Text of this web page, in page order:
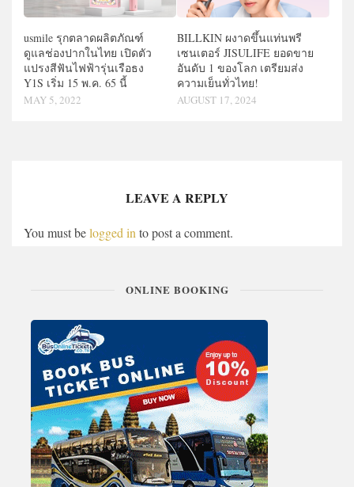
usmile รุกตลาดผลิตภัณฑ์
ดูแลช่องปากในไทย เปิดตัว
แปรงสีฟันไฟฟ้ารุ่นเรือธง
Y1S เริ่ม 15 พ.ค. 65 นี้
MAY 5, 2022
BILLKIN ผงาดขึ้นแท่นพรี
เซนเตอร์ JISULIFE ยอดขาย
อันดับ 1 ของโลก เตรียมส่ง
ความเย็นทั่วไทย!
AUGUST 17, 2024
LEAVE A REPLY
You must belogged in to post a comment.
ONLINE BOOKING